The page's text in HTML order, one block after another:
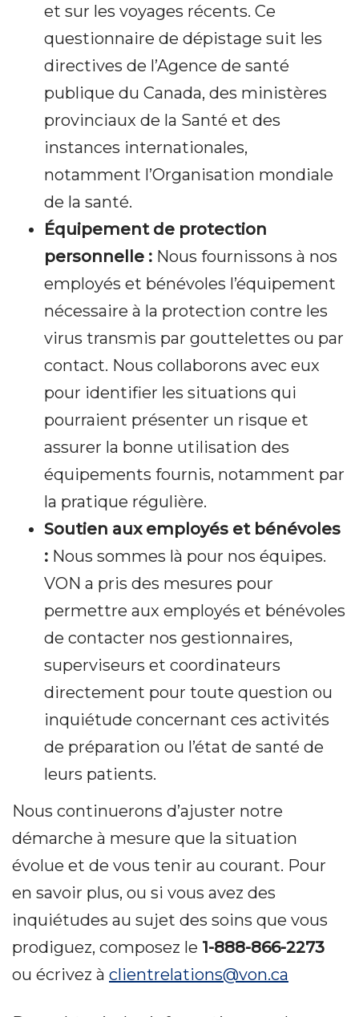
et sur les voyages récents. Ce
questionnaire de dépistage suit les
directives de l’Agence de santé
publique du Canada, des ministères
provinciaux de la Santé et des
instances internationales,
notamment l’Organisation mondiale
de la santé.
Équipement de protection
personnelle : Nous fournissons à nos
employés et bénévoles l’équipement
nécessaire à la protection contre les
virus transmis par gouttelettes ou par
contact. Nous collaborons avec eux
pour identifier les situations qui
pourraient présenter un risque et
assurer la bonne utilisation des
équipements fournis, notamment par
la pratique régulière.
Soutien aux employés et bénévoles
: Nous sommes là pour nos équipes.
VON a pris des mesures pour
permettre aux employés et bénévoles
de contacter nos gestionnaires,
superviseurs et coordinateurs
directement pour toute question ou
inquiétude concernant ces activités
de préparation ou l’état de santé de
leurs patients.
Nous continuerons d’ajuster notre
démarche à mesure que la situation
évolue et de vous tenir au courant. Pour
en savoir plus, ou si vous avez des
inquiétudes au sujet des soins que vous
prodiguez, composez le 1-888-866-2273
ou écrivez à clientrelations@von.ca